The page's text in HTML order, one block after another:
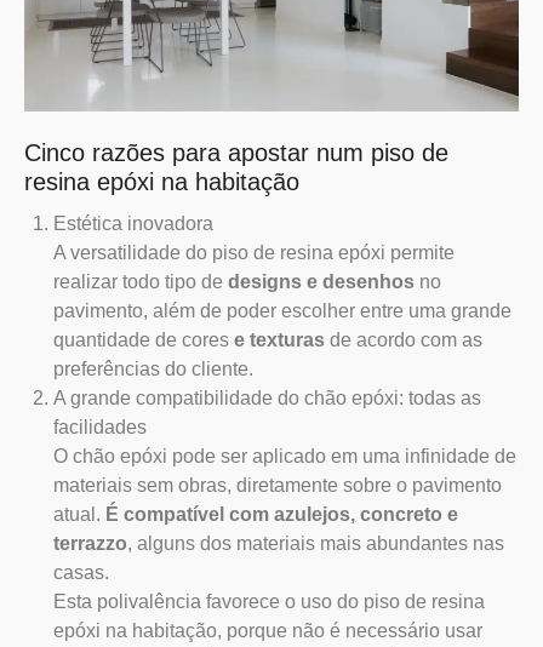
Cinco razões para apostar num piso de
resina epóxi na habitação
Estética inovadora
A versatilidade do piso de resina epóxi permite
realizar todo tipo de designs e desenhos no
pavimento, além de poder escolher entre uma grande
quantidade de cores e texturas de acordo com as
preferências do cliente.
A grande compatibilidade do chão epóxi: todas as
facilidades
O chão epóxi pode ser aplicado em uma infinidade de
materiais sem obras, diretamente sobre o pavimento
atual. É compatível com azulejos, concreto e
terrazzo, alguns dos materiais mais abundantes nas
casas.
Esta polivalência favorece o uso do piso de resina
epóxi na habitação, porque não é necessário usar